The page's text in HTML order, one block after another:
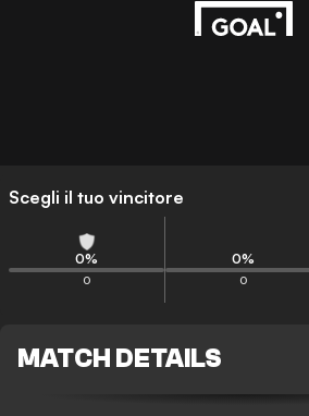
Scegli il tuo vincitore
0%
0
0%
0
MATCH DETAILS